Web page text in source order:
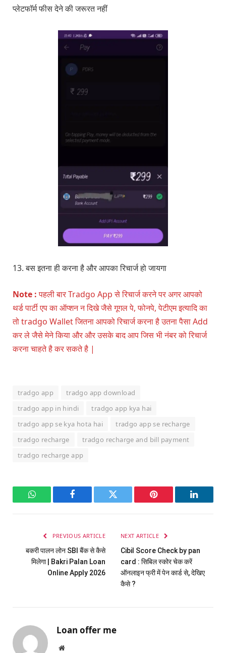
प्लेटफॉर्म फीस देने की जरूरत नहीं
13. बस इतना ही करना है और आपका रिचार्ज हो जायगा
Note :पहली बार Tradgo App से रिचार्ज करने पर अगर आपको
थर्ड पार्टी एप का ऑप्शन न दिखे जैसे गूगल पे, फोनपे, पेटीएम इत्यादि का
तो tradgo Wallet जितना आपको रिचार्ज करना है उतना पैसा Add
कर ले जैसे मेने किया और और उसके बाद आप जिस भी नंबर को रिचार्ज
करना चाहते है कर सकते है |
tradgo app
tradgo app download
tradgo app in hindi
tradgo app kya hai
tradgo app se kya hota hai
tradgo app se recharge
tradgo recharge
tradgo recharge and bill payment
tradgo recharge app
WhatsAppFacebook Twitter Pinterest
PREVIOUS ARTICLE
बकरी पालन लोन SBI बैंक से कैसे
मिलेगा | Bakri Palan Loan
Online Apply 2026
NEXT ARTICLE
Cibil Score Check by pan
card : सिबिल स्कोर चेक करें
ऑनलाइन फ्री में पेन कार्ड से, देखिए
कैसे ?
Loan offer me
Website